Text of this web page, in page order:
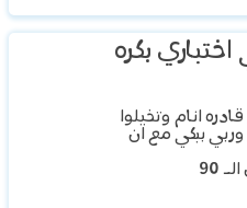
اختباري بكره
انام وتخيلوا
وربي ببكي مع ان
90